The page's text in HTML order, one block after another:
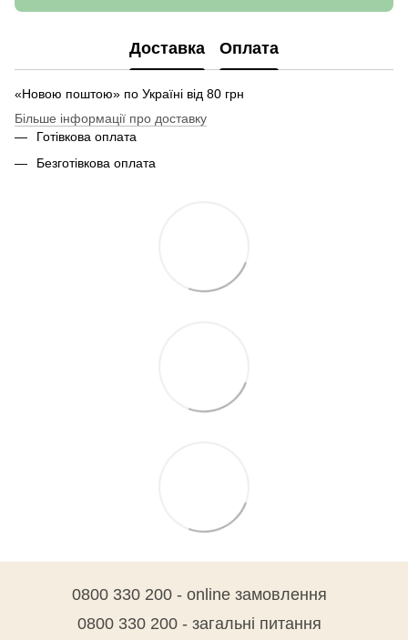
Доставка Оплата
«Новою поштою» по Україні від 80 грн
Більше інформації про доставку
Готівкова оплата
Безготівкова оплата
0800 330 200 - online замовлення
0800 330 200 - загальні питання